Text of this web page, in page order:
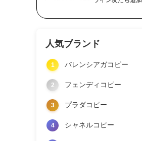
人気ブランド
1 バレンシアガコピー
2 フェンディコピー
3 プラダコピー
4 シャネルコピー